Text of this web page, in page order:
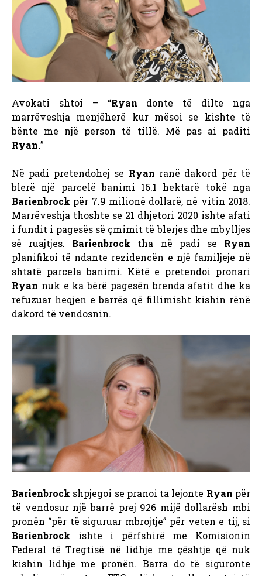
Avokati shtoi – “Ryan donte të dilte nga
marrëveshja menjëherë kur mësoi se kishte të
bënte me një person të tillë. Më pas ai paditi
Ryan.”
Në padi pretendohej se Ryan ranë dakord për të
blerë një parcelë banimi 16.1 hektarë tokë nga
Barienbrock për 7.9 milionë dollarë, në vitin 2018.
Marrëveshja thoshte se 21 dhjetori 2020 ishte afati
i fundit i pagesës së çmimit të blerjes dhe mbylljes
së ruajtjes. Barienbrock tha në padi se Ryan
planifikoi të ndante rezidencën e një familjeje në
shtatë parcela banimi. Këtë e pretendoi pronari
Ryan nuk e ka bërë pagesën brenda afatit dhe ka
refuzuar heqjen e barrës që fillimisht kishin rënë
dakord të vendosnin.
Barienbrock shpjegoi se pranoi ta lejonte Ryan për
të vendosur një barrë prej 926 mijë dollarësh mbi
pronën “për të siguruar mbrojtje” për veten e tij, si
Barienbrock ishte i përfshirë me Komisionin
Federal të Tregtisë në lidhje me çështje që nuk
kishin lidhje me pronën. Barra do të siguronte